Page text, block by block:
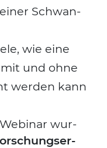
Schwan­
wie eine
und ohne
wer­den kann
wur­